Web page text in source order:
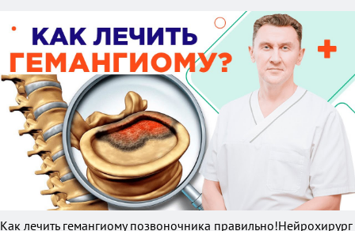
Как лечить гемангиому позвоночника правильно!Нейрохирург